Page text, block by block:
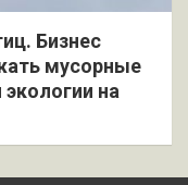
Бизнес
мусорные
на